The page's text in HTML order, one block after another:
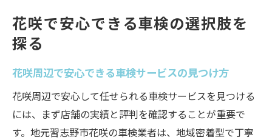
花咲で安心できる車検の選択肢を
探る
花咲周辺で安心できる車検サービスの見つけ方
花咲周辺で安心して任せられる車検サービスを見つける
には、まず店舗の実績と評判を確認することが重要で
す。地元習志野市花咲の車検業者は、地域密着型で丁寧